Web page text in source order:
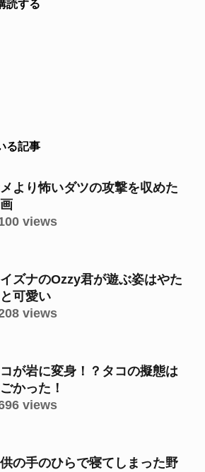
読する
る記事
より怖いダツの攻撃を収めた
views
ズナのOzzy君が遊ぶ姿はやた
可愛い
views
が岩に変身！？タコの擬態は
かった！
views
の手のひらで寝てしまった野